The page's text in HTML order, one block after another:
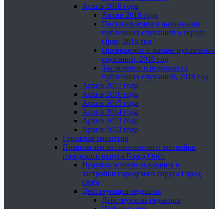
Архив 2018 года
Архив 2018 года
Постановления о назначении
публичных слушаний в городе
Орле, 2018 год
Оповещения о начале публичных
слушаний, 2018 год
Заключения о результатах
публичных слушаний, 2018 год
Архив 2017 года
Архив 2016 года
Архив 2015 года
Архив 2014 года
Архив 2013 года
Архив 2012 года
Гаражная амнистия
Правила землепользования и застройки
городского округа Город Орёл
Правила землепользования и
застройки городского округа Город
Орёл
Действующая редакция
Действующая редакция